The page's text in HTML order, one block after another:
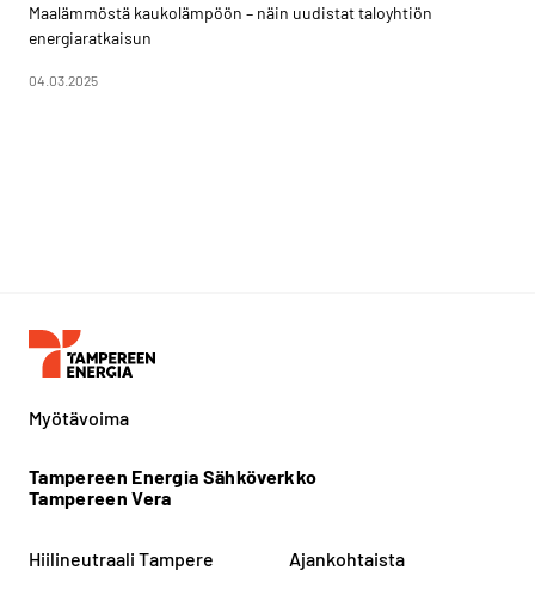
Maalämmöstä kaukolämpöön – näin uudistat taloyhtiön
energiaratkaisun
04.03.2025
Myötävoima
Tampereen Energia Sähköverkko
Tampereen Vera
Hiilineutraali Tampere Ajankohtaista